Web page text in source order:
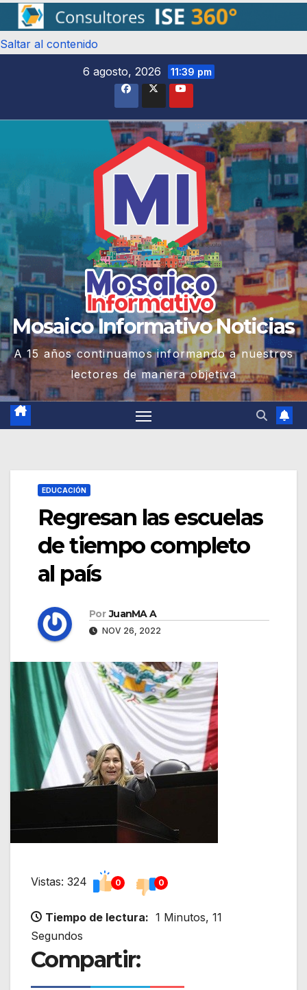
Saltar al contenido
6 agosto, 2026
11:39 pm
Mosaico Informativo Noticias
A 15 años continuamos informando a nuestros
lectores de manera objetiva
EDUCACIÓN
Regresan las escuelas
de tiempo completo
al país
Por JuanMA A
NOV 26, 2022
Vistas: 324 0 0
Tiempo de lectura: 1 Minutos, 11
Segundos
Compartir: